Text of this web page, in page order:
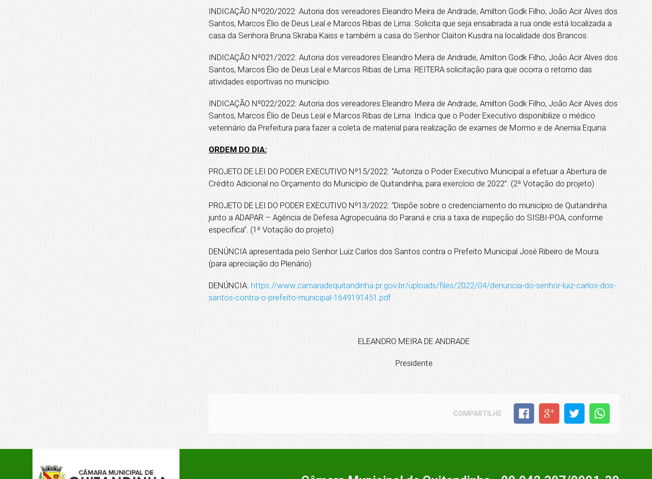
INDICAÇÃO Nº020/2022: Autoria dos vereadores Eleandro Meira de Andrade, Amilton Godk Filho, João Acir Alves dos
Santos, Marcos Élio de Deus Leal e Marcos Ribas de Lima: Solicita que seja ensaibrada a rua onde está localizada a
casa da Senhora Bruna Skraba Kaiss e também a casa do Senhor Claiton Kusdra na localidade dos Brancos.
INDICAÇÃO Nº021/2022: Autoria dos vereadores Eleandro Meira de Andrade, Amilton Godk Filho, João Acir Alves dos
Santos, Marcos Élio de Deus Leal e Marcos Ribas de Lima: REITERA solicitação para que ocorra o retorno das
atividades esportivas no município.
INDICAÇÃO Nº022/2022: Autoria dos vereadores Eleandro Meira de Andrade, Amilton Godk Filho, João Acir Alves dos
Santos, Marcos Élio de Deus Leal e Marcos Ribas de Lima: Indica que o Poder Executivo disponibilize o médico
veterinário da Prefeitura para fazer a coleta de material para realização de exames de Mormo e de Anemia Equina.
ORDEM DO DIA:
PROJETO DE LEI DO PODER EXECUTIVO Nº15/2022: “Autoriza o Poder Executivo Municipal a efetuar a Abertura de
Crédito Adicional no Orçamento do Município de Quitandinha, para exercício de 2022”. (2ª Votação do projeto)
PROJETO DE LEI DO PODER EXECUTIVO Nº13/2022: “Dispõe sobre o credenciamento do município de Quitandinha
junto a ADAPAR – Agência de Defesa Agropecuária do Paraná e cria a taxa de inspeção do SISBI-POA, conforme
especifica”. (1ª Votação do projeto)
DENÚNCIA apresentada pelo Senhor Luiz Carlos dos Santos contra o Prefeito Municipal José Ribeiro de Moura.
(para apreciação do Plenário)
DENÚNCIA: https://www.camaradequitandinha.pr.gov.br/uploads/files/2022/04/denuncia-do-senhor-luiz-carlos-dos-
santos-contra-o-prefeito-municipal-1649191451.pdf
ELEANDRO MEIRA DE ANDRADE
Presidente
COMPARTILHE